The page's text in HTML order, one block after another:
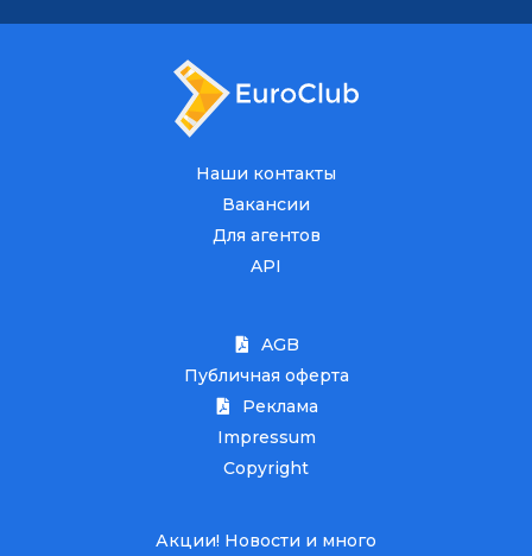
Наши контакты
Вакансии
Для агентов
API
AGB
Публичная оферта
Реклама
Impressum
Copyright
Акции! Новости и много